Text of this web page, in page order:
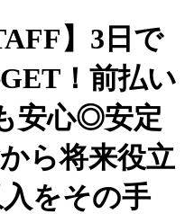
】3日で
！前払い
安心◎安定
ら将来役立
をその手